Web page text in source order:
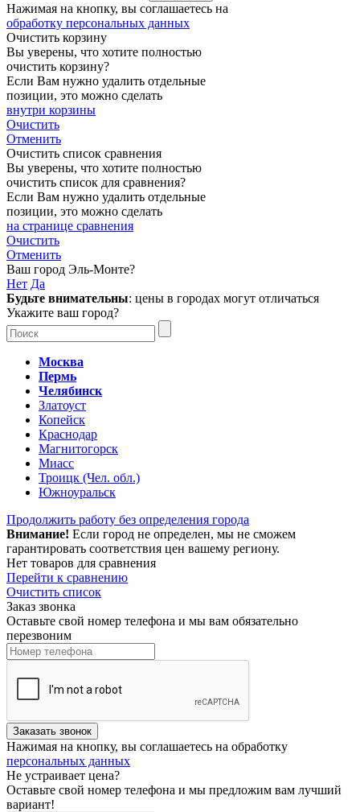
Нажимая на кнопку, вы соглашаетесь на
обработку персональных данных
Очистить корзину
Вы уверены, что хотите полностью
очистить корзину?
Если Вам нужно удалить отдельные
позиции, это можно сделать
внутри корзины
Очистить
Отменить
Очистить список сравнения
Вы уверены, что хотите полностью
очистить список для сравнения?
Если Вам нужно удалить отдельные
позиции, это можно сделать
на странице сравнения
Очистить
Отменить
Ваш город Эль-Монте?
Нет Да
Будьте внимательны: цены в городах могут отличаться
Укажите ваш город?
Москва
Пермь
Челябинск
Златоуст
Копейск
Краснодар
Магнитогорск
Миасс
Троицк (Чел. обл.)
Южноуральск
Продолжить работу без определения города
Внимание! Если город не определен, мы не сможем
гарантировать соответствия цен вашему региону.
Нет товаров для сравнения
Перейти к сравнению
Очистить список
Заказ звонка
Оставьте свой номер телефона и мы вам обязательно
перезвоним
Нажимая на кнопку, вы соглашаетесь на обработку
персональных данных
Не устраивает цена?
Оставьте свой номер телефона и мы предложим вам лучший
вариант!